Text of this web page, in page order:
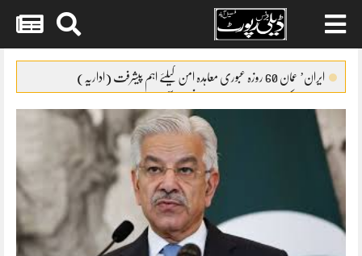
contentایران’ عمان 60 روزہ عبوری معاہدہ امن کیلئے اہم پیشرفت (اداریہ)
پیشرفت کا جائزہ
ایس ایس سی امتحانات 2026ء کا شیڈول جاری
پنشن فنڈز کی سرمایہ کاری سے خزانے کو نقصان پہنچانے کے معاملے کی
انکوائری شروع
گندم آٹے کا بحران تیل سے بھی بڑا ہو چکا ہے